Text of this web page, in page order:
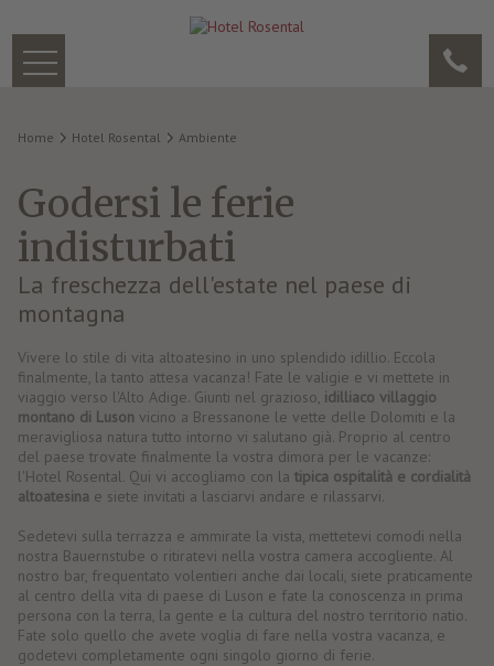
Home Hotel Rosental Ambiente
Godersi le ferie
indisturbati
La freschezza dell'estate nel paese di
montagna
Vivere lo stile di vita altoatesino in uno splendido idillio. Eccola
finalmente, la tanto attesa vacanza! Fate le valigie e vi mettete in
viaggio verso l'Alto Adige. Giunti nel grazioso, idilliaco villaggio
montano di Luson vicino a Bressanone le vette delle Dolomiti e la
meravigliosa natura tutto intorno vi salutano già. Proprio al centro
del paese trovate finalmente la vostra dimora per le vacanze:
l'Hotel Rosental. Qui vi accogliamo con la tipica ospitalità e cordialità
altoatesinae siete invitati a lasciarvi andare e rilassarvi.
Sedetevi sulla terrazza e ammirate la vista, mettetevi comodi nella
nostra Bauernstube o ritiratevi nella vostra camera accogliente. Al
nostro bar, frequentato volentieri anche dai locali, siete praticamente
al centro della vita di paese di Luson e fate la conoscenza in prima
persona con la terra, la gente e la cultura del nostro territorio natio.
Fate solo quello che avete voglia di fare nella vostra vacanza, e
godetevi completamente ogni singolo giorno di ferie.